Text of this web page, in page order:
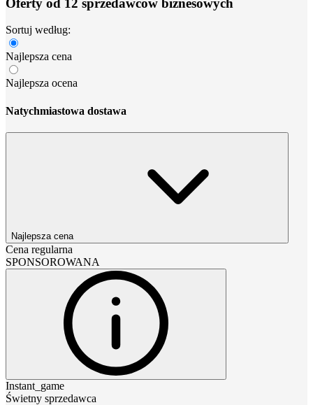
Sortuj według:
Najlepsza cena
Najlepsza ocena
Natychmiastowa dostawa
Najlepsza cena
Cena regularna
SPONSOROWANA
Instant_game
Świetny sprzedawca